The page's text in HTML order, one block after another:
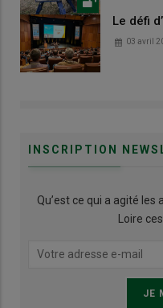
Le défi
03 avril
INSCRIPTION
Qu’est ce qui a agité
Loire